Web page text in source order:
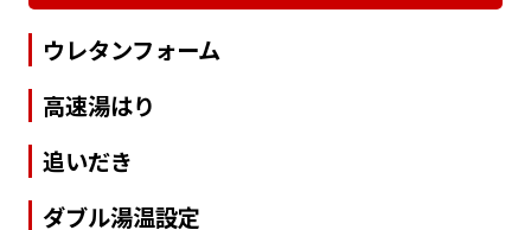
ウレタンフォーム
高速湯はり
追いだき
ダブル湯温設定